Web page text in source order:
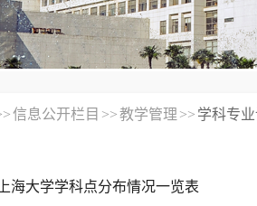
信息公开栏目 >>教学管理 >> 学科专
海大学学科点分布情况一览表